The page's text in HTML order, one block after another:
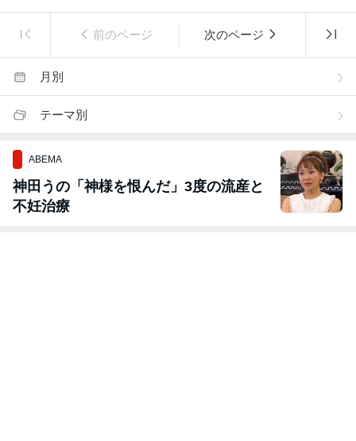
前のページ 次のページ
月別
テーマ別
ABEMA
神田うの「神様を恨んだ」3度の流産と
不妊治療